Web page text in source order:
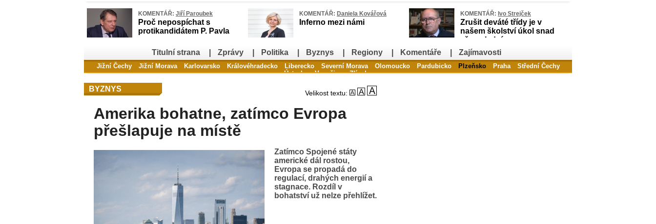
KOMENTÁŘ: Jiří Paroubek
Proč nepospíchat s
protikandidátem P. Pavla
KOMENTÁŘ: Daniela Kovářová
Inferno mezi námi
KOMENTÁŘ: Ivo Strejček
Zrušit deváté třídy je v
našem školství úkol snad
až poslední
Titulní strana
Zprávy Politika Byznys Regiony Komentáře Zajímavosti
Jižní Čechy Jižní Morava Karlovarsko Královéhradecko Liberecko Severní Morava Olomoucko Pardubicko Plzeňsko Praha
Střední Čechy
Ústecko
Vysočina Zlínsko
BYZNYS Velikost textu:
Amerika bohatne, zatímco Evropa
přešlapuje na místě
Zatímco Spojené státy
americké dál rostou,
Evropa se propadá do
regulací, drahých energií a
stagnace. Rozdíl v
bohatství už nelze přehlížet.